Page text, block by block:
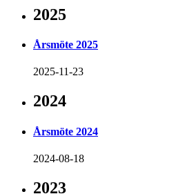
2025
Årsmöte 2025
2025-11-23
2024
Årsmöte 2024
2024-08-18
2023